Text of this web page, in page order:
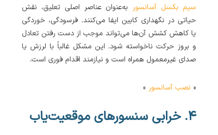
سیم بکسل آسانسور به‌عنوان عناصر اصلی تعلیق، نقش
حیاتی در نگهداری کابین ایفا می‌کنند. فرسودگی، خوردگی
یا کاهش کشش آن‌ها می‌تواند موجب از دست رفتن تعادل
و بروز حرکت ناخواسته شود. این مشکل غالباً با لرزش یا
صدای غیرمعمول همراه است و نیازمند اقدام فوری است.
« نصب آسانسور »
۴. خرابی سنسورهای موقعیت‌یاب